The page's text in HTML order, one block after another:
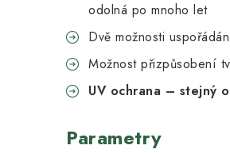
odolná po mnoho let
Dvě možnosti
Možnost přizpůsobení
UV ochrana – stejný
Parametry